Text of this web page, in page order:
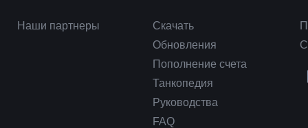
Наши партнеры
Скачать
Обновления
Пополнение счета
Танкопедия
Руководства
FAQ